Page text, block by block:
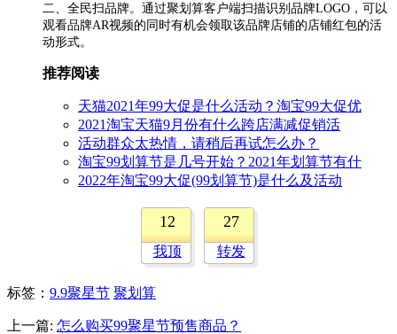
二、全民扫品牌。通过聚划算客户端扫描识别品牌LOGO，可以
观看品牌AR视频的同时有机会领取该品牌店铺的店铺红包的活
动形式。
推荐阅读
天猫2021年99大促是什么活动？淘宝99大促优
2021淘宝天猫9月份有什么跨店满减促销活
活动群众太热情，请稍后再试怎么办？
淘宝99划算节是几号开始？2021年划算节有什
2022年淘宝99大促(99划算节)是什么及活动
12
我顶
27
转发
标签 ： 9.9聚星节 聚划算
上一篇: 怎么购买99聚星节预售商品？